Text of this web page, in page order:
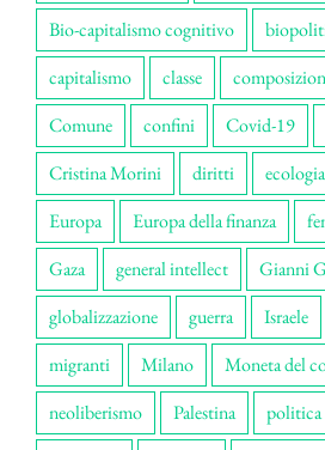
Bio-capitalismo cognitivo
capitalismo
classe
Comune
confini Covid-19
Cristina Morini
diritti ecologia
Europa
Europa della finanza
Gaza
general intellect
Gianni
globalizzazione
guerra Israele
migranti
Milano Moneta del
neoliberismo
Palestina politica